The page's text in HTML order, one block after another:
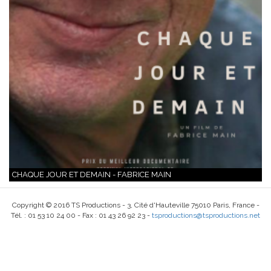
CHAQUE JOUR ET DEMAIN - FABRICE MAIN
Copyright © 2016 TS Productions - 3, Cité d'Hauteville 75010 Paris, France -
Tél. : 01 53 10 24 00 - Fax : 01 43 26 92 23 - tsproductions@tsproductions.net